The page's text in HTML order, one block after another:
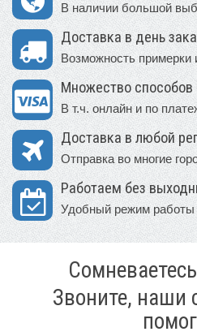
В наличии большой
Доставка в день
Возможность примерки
Множество способов
В т.ч. онлайн и по
Доставка в любой
Отправка во многие
Работаем без
Удобный режим работы
Звоните, наши